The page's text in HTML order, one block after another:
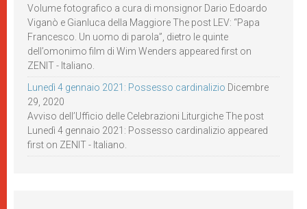
Volume fotografico a cura di monsignor Dario Edoardo
Viganò e Gianluca della Maggiore The post LEV: “Papa
Francesco. Un uomo di parola”, dietro le quinte
dell’omonimo film di Wim Wenders appeared first on
ZENIT - Italiano.
Lunedì 4 gennaio 2021: Possesso cardinalizio Dicembre
29, 2020
Avviso dell’Ufficio delle Celebrazioni Liturgiche The post
Lunedì 4 gennaio 2021: Possesso cardinalizio appeared
first on ZENIT - Italiano.